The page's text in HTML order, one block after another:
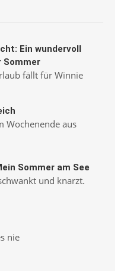
Ein wundervoll
Sommer
fällt für Winnie
Wochenende aus
Sommer am See
und knarzt.
nie